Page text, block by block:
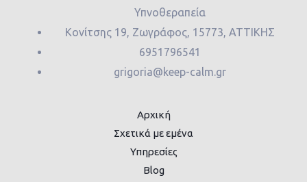
Υπνοθεραπεία
Κονίτσης 19, Ζωγράφος, 15773, ΑΤΤΙΚΗΣ
6951796541
grigoria@keep-calm.gr
Αρχική
Σχετικά με εμένα
Υπηρεσίες
Blog